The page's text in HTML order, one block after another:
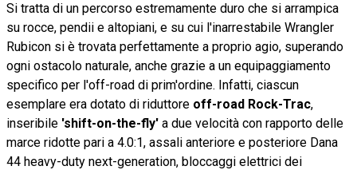
Si tratta di un percorso estremamente duro che si arrampica
su rocce, pendii e altopiani, e su cui l'inarrestabile Wrangler
Rubicon si è trovata perfettamente a proprio agio, superando
ogni ostacolo naturale, anche grazie a un equipaggiamento
specifico per l'off-road di prim'ordine. Infatti, ciascun
esemplare era dotato di riduttore off-road Rock-Trac,
inseribile 'shift-on-the-fly' a due velocità con rapporto delle
marce ridotte pari a 4.0:1, assali anteriore e posteriore Dana
44 heavy-duty next-generation, bloccaggi elettrici dei